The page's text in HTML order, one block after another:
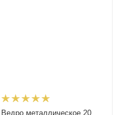
Ведро металлическое 20